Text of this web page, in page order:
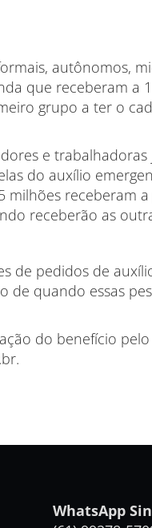
autônomos,
que receberam a
grupo a ter o
e
do auxílio
milhões receberam
receberão as
de pedidos de
de quando essas
do benefício
WhatsApp